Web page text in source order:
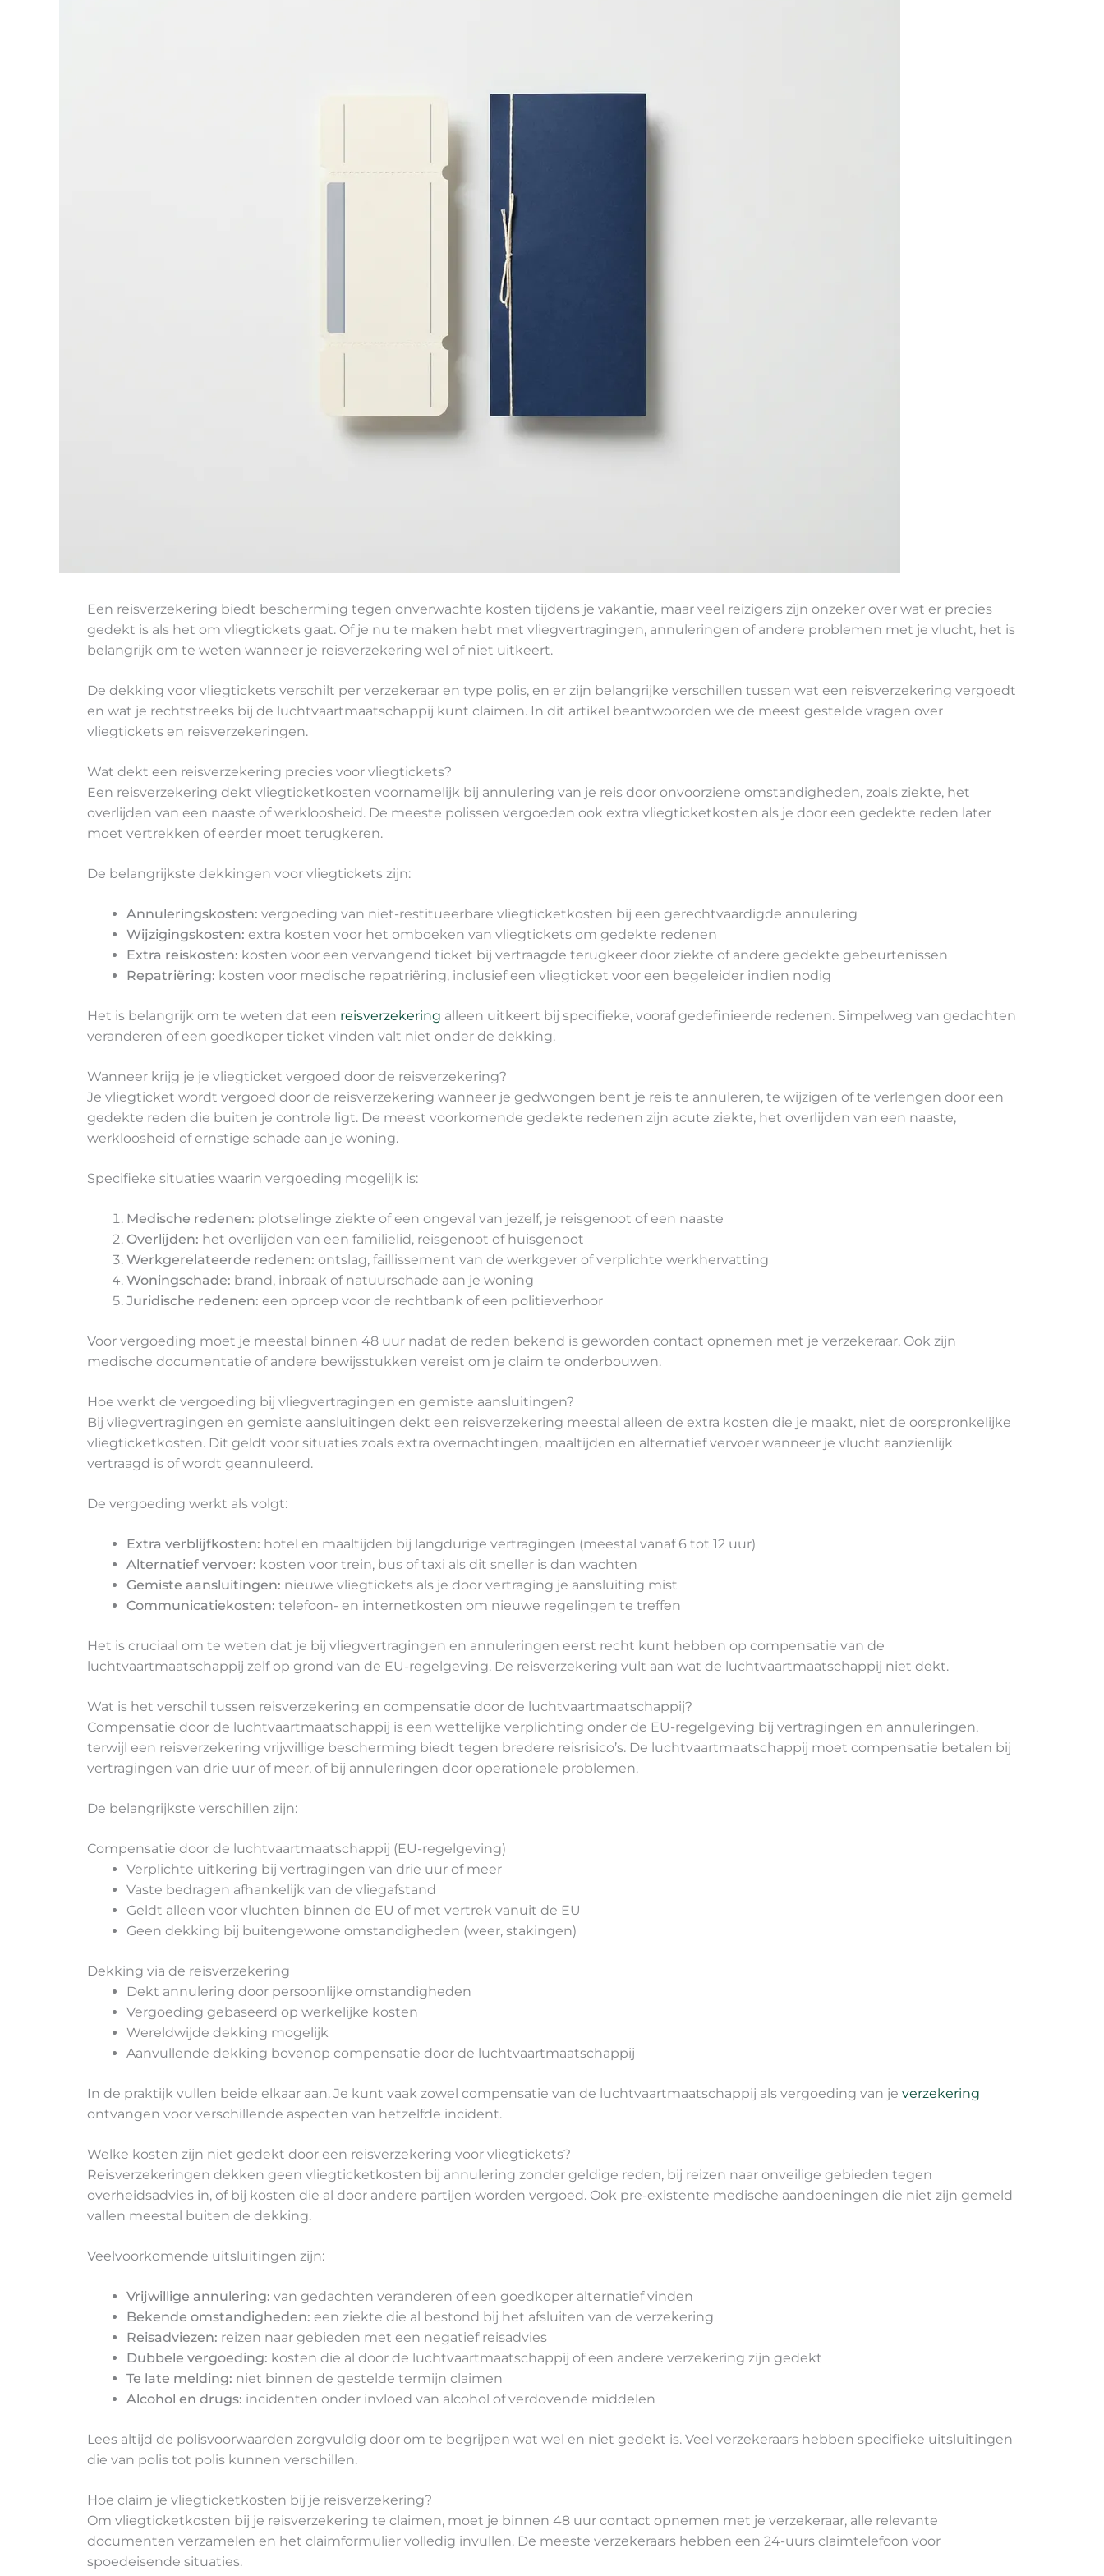
Een reisverzekering biedt bescherming tegen onverwachte kosten tijdens je vakantie, maar veel reizigers zijn onzeker over wat er precies
gedekt is als het om vliegtickets gaat. Of je nu te maken hebt met vliegvertragingen, annuleringen of andere problemen met je vlucht, het is
belangrijk om te weten wanneer je reisverzekering wel of niet uitkeert.
De dekking voor vliegtickets verschilt per verzekeraar en type polis, en er zijn belangrijke verschillen tussen wat een reisverzekering vergoedt
en wat je rechtstreeks bij de luchtvaartmaatschappij kunt claimen. In dit artikel beantwoorden we de meest gestelde vragen over
vliegtickets en reisverzekeringen.
Wat dekt een reisverzekering precies voor vliegtickets?
Een reisverzekering dekt vliegticketkosten voornamelijk bij annulering van je reis door onvoorziene omstandigheden, zoals ziekte, het
overlijden van een naaste of werkloosheid. De meeste polissen vergoeden ook extra vliegticketkosten als je door een gedekte reden later
moet vertrekken of eerder moet terugkeren.
De belangrijkste dekkingen voor vliegtickets zijn:
Annuleringskosten: vergoeding van niet-restitueerbare vliegticketkosten bij een gerechtvaardigde annulering
Wijzigingskosten: extra kosten voor het omboeken van vliegtickets om gedekte redenen
Extra reiskosten: kosten voor een vervangend ticket bij vertraagde terugkeer door ziekte of andere gedekte gebeurtenissen
Repatriëring: kosten voor medische repatriëring, inclusief een vliegticket voor een begeleider indien nodig
Het is belangrijk om te weten dat een reisverzekering alleen uitkeert bij specifieke, vooraf gedefinieerde redenen. Simpelweg van gedachten
veranderen of een goedkoper ticket vinden valt niet onder de dekking.
Wanneer krijg je je vliegticket vergoed door de reisverzekering?
Je vliegticket wordt vergoed door de reisverzekering wanneer je gedwongen bent je reis te annuleren, te wijzigen of te verlengen door een
gedekte reden die buiten je controle ligt. De meest voorkomende gedekte redenen zijn acute ziekte, het overlijden van een naaste,
werkloosheid of ernstige schade aan je woning.
Specifieke situaties waarin vergoeding mogelijk is:
Medische redenen: plotselinge ziekte of een ongeval van jezelf, je reisgenoot of een naaste
Overlijden: het overlijden van een familielid, reisgenoot of huisgenoot
Werkgerelateerde redenen: ontslag, faillissement van de werkgever of verplichte werkhervatting
Woningschade: brand, inbraak of natuurschade aan je woning
Juridische redenen: een oproep voor de rechtbank of een politieverhoor
Voor vergoeding moet je meestal binnen 48 uur nadat de reden bekend is geworden contact opnemen met je verzekeraar. Ook zijn
medische documentatie of andere bewijsstukken vereist om je claim te onderbouwen.
Hoe werkt de vergoeding bij vliegvertragingen en gemiste aansluitingen?
Bij vliegvertragingen en gemiste aansluitingen dekt een reisverzekering meestal alleen de extra kosten die je maakt, niet de oorspronkelijke
vliegticketkosten. Dit geldt voor situaties zoals extra overnachtingen, maaltijden en alternatief vervoer wanneer je vlucht aanzienlijk
vertraagd is of wordt geannuleerd.
De vergoeding werkt als volgt:
Extra verblijfkosten: hotel en maaltijden bij langdurige vertragingen (meestal vanaf 6 tot 12 uur)
Alternatief vervoer: kosten voor trein, bus of taxi als dit sneller is dan wachten
Gemiste aansluitingen: nieuwe vliegtickets als je door vertraging je aansluiting mist
Communicatiekosten: telefoon- en internetkosten om nieuwe regelingen te treffen
Het is cruciaal om te weten dat je bij vliegvertragingen en annuleringen eerst recht kunt hebben op compensatie van de
luchtvaartmaatschappij zelf op grond van de EU-regelgeving. De reisverzekering vult aan wat de luchtvaartmaatschappij niet dekt.
Wat is het verschil tussen reisverzekering en compensatie door de luchtvaartmaatschappij?
Compensatie door de luchtvaartmaatschappij is een wettelijke verplichting onder de EU-regelgeving bij vertragingen en annuleringen,
terwijl een reisverzekering vrijwillige bescherming biedt tegen bredere reisrisico’s. De luchtvaartmaatschappij moet compensatie betalen bij
vertragingen van drie uur of meer, of bij annuleringen door operationele problemen.
De belangrijkste verschillen zijn:
Compensatie door de luchtvaartmaatschappij (EU-regelgeving)
Verplichte uitkering bij vertragingen van drie uur of meer
Vaste bedragen afhankelijk van de vliegafstand
Geldt alleen voor vluchten binnen de EU of met vertrek vanuit de EU
Geen dekking bij buitengewone omstandigheden (weer, stakingen)
Dekking via de reisverzekering
Dekt annulering door persoonlijke omstandigheden
Vergoeding gebaseerd op werkelijke kosten
Wereldwijde dekking mogelijk
Aanvullende dekking bovenop compensatie door de luchtvaartmaatschappij
In de praktijk vullen beide elkaar aan. Je kunt vaak zowel compensatie van de luchtvaartmaatschappij als vergoeding van jeverzekering
ontvangen voor verschillende aspecten van hetzelfde incident.
Welke kosten zijn niet gedekt door een reisverzekering voor vliegtickets?
Reisverzekeringen dekken geen vliegticketkosten bij annulering zonder geldige reden, bij reizen naar onveilige gebieden tegen
overheidsadvies in, of bij kosten die al door andere partijen worden vergoed. Ook pre-existente medische aandoeningen die niet zijn gemeld
vallen meestal buiten de dekking.
Veelvoorkomende uitsluitingen zijn:
Vrijwillige annulering: van gedachten veranderen of een goedkoper alternatief vinden
Bekende omstandigheden: een ziekte die al bestond bij het afsluiten van de verzekering
Reisadviezen: reizen naar gebieden met een negatief reisadvies
Dubbele vergoeding: kosten die al door de luchtvaartmaatschappij of een andere verzekering zijn gedekt
Te late melding: niet binnen de gestelde termijn claimen
Alcohol en drugs: incidenten onder invloed van alcohol of verdovende middelen
Lees altijd de polisvoorwaarden zorgvuldig door om te begrijpen wat wel en niet gedekt is. Veel verzekeraars hebben specifieke uitsluitingen
die van polis tot polis kunnen verschillen.
Hoe claim je vliegticketkosten bij je reisverzekering?
Om vliegticketkosten bij je reisverzekering te claimen, moet je binnen 48 uur contact opnemen met je verzekeraar, alle relevante
documenten verzamelen en het claimformulier volledig invullen. De meeste verzekeraars hebben een 24-uurs claimtelefoon voor
spoedeisende situaties.